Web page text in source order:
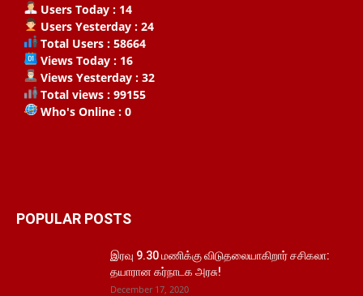
Users Today : 14
Users Yesterday : 24
Total Users : 58664
Views Today : 16
Views Yesterday : 32
Total views : 99155
Who's Online : 0
POPULAR POSTS
இரவு 9.30 மணிக்கு விடுதலையாகிறார் சசிகலா:
தயாரான கர்நாடக அரசு!
December 17, 2020